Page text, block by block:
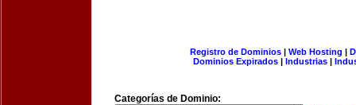
Registro de Dominios| Web Hosting |
Dominios Expirados | Industrias |
Categorías de Dominio: